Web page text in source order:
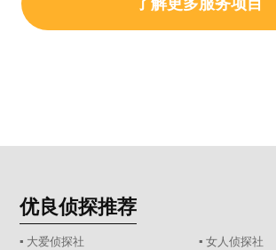
优良侦探推荐
▪ 大爱侦探社
▪ 女人侦探社